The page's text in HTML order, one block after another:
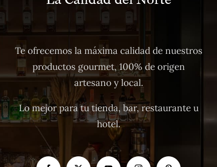
Te ofrecemos la máxima calidad de nuestros
productos gourmet, 100% de origen
artesano y local.
Lo mejor para tu tienda, bar, restaurante u
hotel.